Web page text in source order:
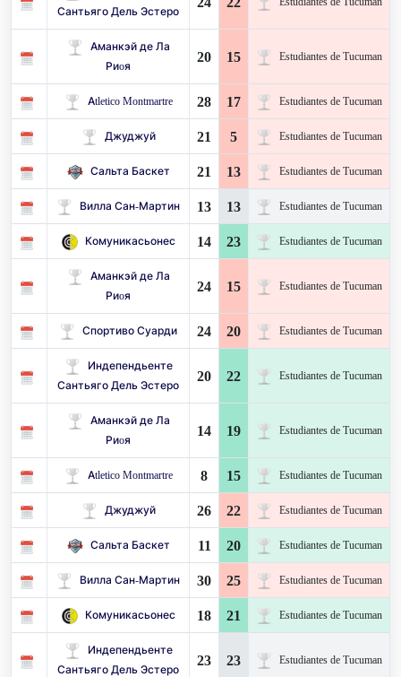
Сантьяго Дель Эстеро
Аманкэй де Ла
Риoя
20 15 Estudiantes de Tucuman
Atletico Montmartre 28 17 Estudiantes de Tucuman
Джуджуй 21 5 Estudiantes de Tucuman
Сальта Баскет 21 13 Estudiantes de Tucuman
Вилла Сан-Мартин 13 13 Estudiantes de Tucuman
Комуникасьонес 14 23 Estudiantes de Tucuman
Аманкэй де Ла
Риoя
24 15 Estudiantes de Tucuman
Спортиво Суарди 24 20 Estudiantes de Tucuman
Индепендьенте
Сантьяго Дель Эстеро
20 22 Estudiantes de Tucuman
Аманкэй де Ла
Риoя
14 19 Estudiantes de Tucuman
Atletico Montmartre 8 15 Estudiantes de Tucuman
Джуджуй 26 22 Estudiantes de Tucuman
Сальта Баскет 11 20 Estudiantes de Tucuman
Вилла Сан-Мартин 30 25 Estudiantes de Tucuman
Комуникасьонес 18 21 Estudiantes de Tucuman
Индепендьенте
Сантьяго Дель Эстеро
23 23 Estudiantes de Tucuman